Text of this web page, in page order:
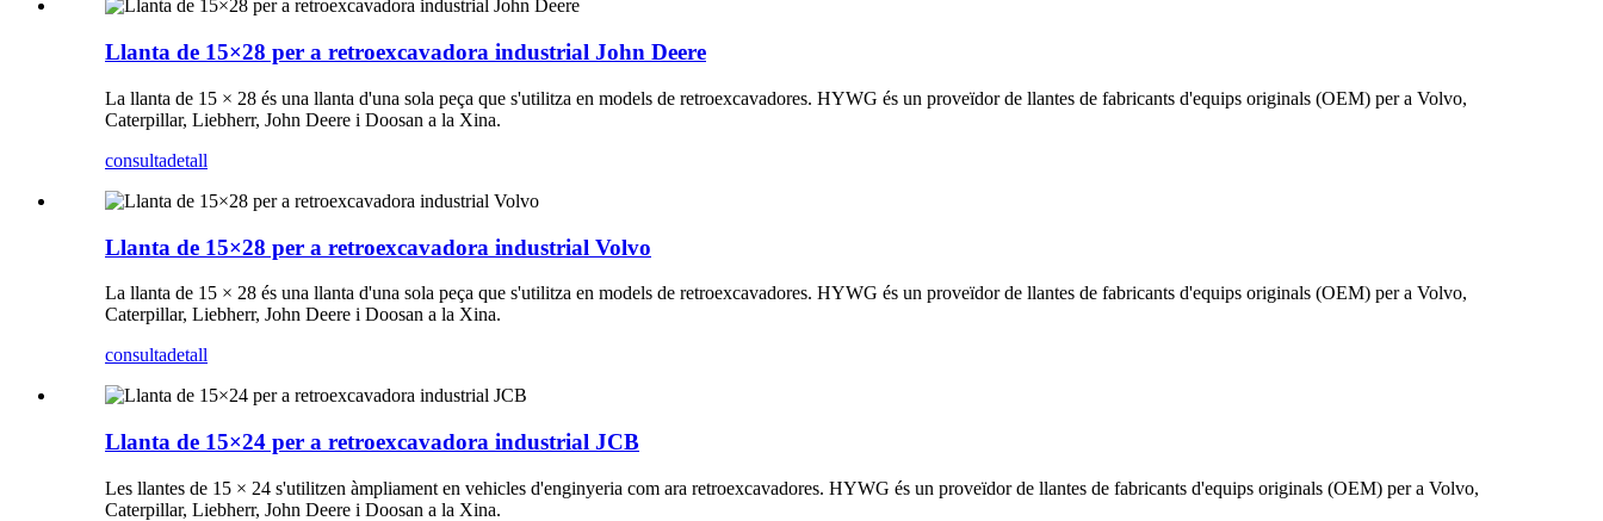
Llanta de 15×28 per a retroexcavadora industrial John Deere
La llanta de 15 × 28 és una llanta d'una sola peça que s'utilitza en models de retroexcavadores. HYWG és un proveïdor de llantes de fabricants d'equips originals (OEM) per a Volvo,
Caterpillar, Liebherr, John Deere i Doosan a la Xina.
consultadetall
Llanta de 15×28 per a retroexcavadora industrial Volvo
La llanta de 15 × 28 és una llanta d'una sola peça que s'utilitza en models de retroexcavadores. HYWG és un proveïdor de llantes de fabricants d'equips originals (OEM) per a Volvo,
Caterpillar, Liebherr, John Deere i Doosan a la Xina.
consultadetall
Llanta de 15×24 per a retroexcavadora industrial JCB
Les llantes de 15 × 24 s'utilitzen àmpliament en vehicles d'enginyeria com ara retroexcavadores. HYWG és un proveïdor de llantes de fabricants d'equips originals (OEM) per a Volvo,
Caterpillar, Liebherr, John Deere i Doosan a la Xina.